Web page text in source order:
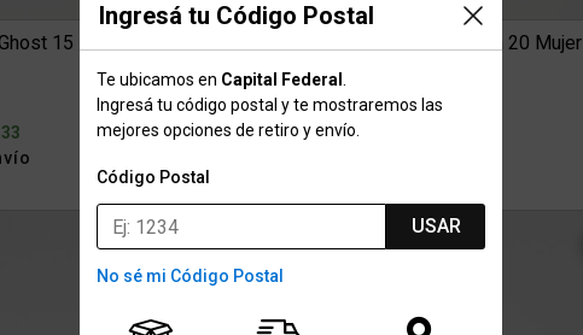
Ingresá tu Código Postal
Te ubicamos en Capital Federal
Ingresá tu código postal y te mostraremos las
mejores opciones de retiro y envío.
Código Postal
USAR
No sé mi Código Postal
15 Hombre Zapatillas Running Brooks Glycerin 20 Mujer
$224.999
6 cuotas sin interés de $37.500